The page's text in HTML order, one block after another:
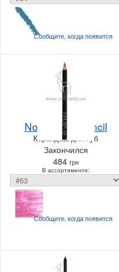
Сообщите, когдапоявится
NoUBA Lip Pencil
Карандаш для губ
Закончился
484 грн
В ассортименте:
Сообщите, когдапоявится